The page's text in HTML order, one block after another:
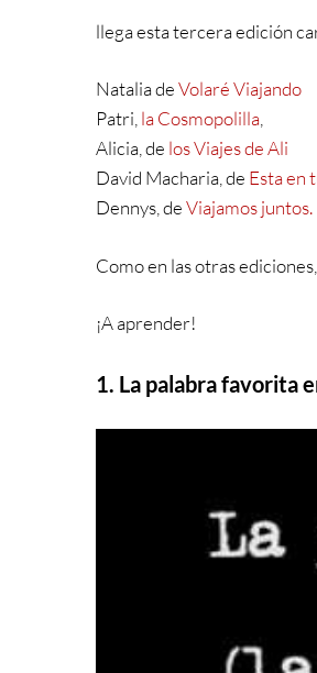
llega esta tercera edición
Natalia deVolaré Viajando
Patri, la Cosmopolilla
Alicia, de los Viajes de Ali
David Macharia, de Esta en
Dennys, deViajamos juntos.
Como en las otras
¡A aprender!
1. La palabra favorita